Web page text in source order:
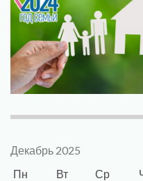
Декабрь 2025
Пн
Вт Ср